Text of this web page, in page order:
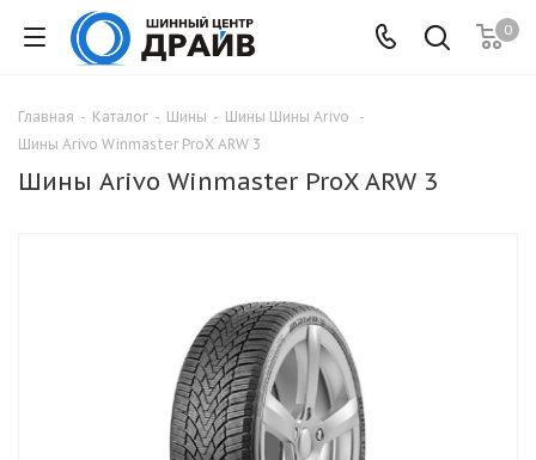
0
Главная - Каталог - Шины - Шины Шины Arivo
-
Шины Arivo Winmaster ProX ARW 3
Шины Arivo Winmaster ProX ARW 3